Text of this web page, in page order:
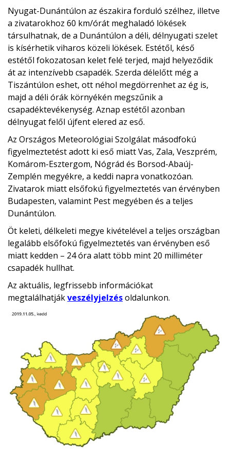
Nyugat-Dunántúlon az északira forduló szélhez, illetve
a zivatarokhoz 60 km/órát meghaladó lökések
társulhatnak, de a Dunántúlon a déli, délnyugati szelet
is kísérhetik viharos közeli lökések. Estétől, késő
estétől fokozatosan kelet felé terjed, majd helyeződik
át az intenzívebb csapadék. Szerda délelőtt még a
Tiszántúlon eshet, ott néhol megdörrenhet az ég is,
majd a déli órák környékén megszűnik a
csapadéktevékenység. Aznap estétől azonban
délnyugat felől újfent elered az eső.
Az Országos Meteorológiai Szolgálat másodfokú
figyelmeztetést adott ki eső miatt Vas, Zala, Veszprém,
Komárom-Esztergom, Nógrád és Borsod-Abaúj-
Zemplén megyékre, a keddi napra vonatkozóan.
Zivatarok miatt elsőfokú figyelmeztetés van érvényben
Budapesten, valamint Pest megyében és a teljes
Dunántúlon.
Öt keleti, délkeleti megye kivételével a teljes országban
legalább elsőfokú figyelmeztetés van érvényben eső
miatt kedden – 24 óra alatt több mint 20 milliméter
csapadék hullhat.
Az aktuális, legfrissebb információkat
megtalálhatjákveszélyjelzésoldalunkon.